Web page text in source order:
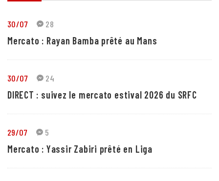
30/07 28
Mercato : Rayan Bamba prêté au Mans
30/07 24
DIRECT : suivez le mercato estival 2026 du SRFC
29/07 5
Mercato : Yassir Zabiri prêté en Liga